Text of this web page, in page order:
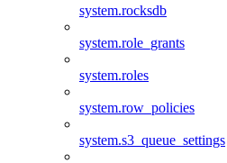
system.rocksdb
system.role_grants
system.roles
system.row_policies
system.s3_queue_settings